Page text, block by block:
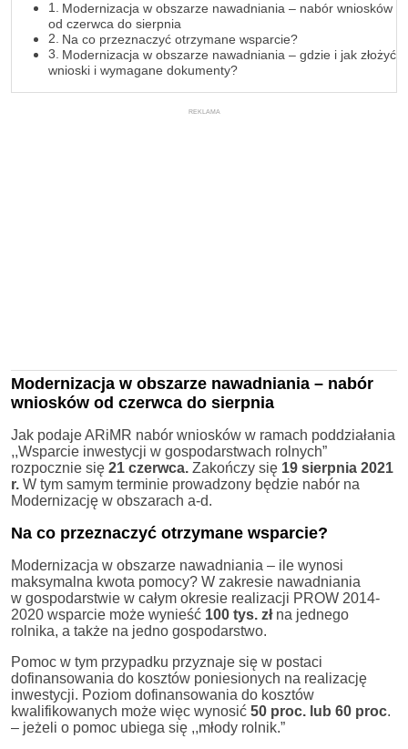
Modernizacja w obszarze nawadniania – nabór wniosków
od czerwca do sierpnia
Na co przeznaczyć otrzymane wsparcie?
Modernizacja w obszarze nawadniania – gdzie i jak złożyć
wnioski i wymagane dokumenty?
REKLAMA
Modernizacja w obszarze nawadniania – nabór
wniosków od czerwca do sierpnia
Jak podaje ARiMR nabór wniosków w ramach poddziałania
,,Wsparcie inwestycji w gospodarstwach rolnych”
rozpocznie się 21 czerwca. Zakończy się 19 sierpnia 2021
r. W tym samym terminie prowadzony będzie nabór na
Modernizację w obszarach a-d.
Na co przeznaczyć otrzymane wsparcie?
Modernizacja w obszarze nawadniania – ile wynosi
maksymalna kwota pomocy? W zakresie nawadniania
w gospodarstwie w całym okresie realizacji PROW 2014-
2020 wsparcie może wynieść 100 tys. złna jednego
rolnika, a także na jedno gospodarstwo.
Pomoc w tym przypadku przyznaje się w postaci
dofinansowania do kosztów poniesionych na realizację
inwestycji. Poziom dofinansowania do kosztów
kwalifikowanych może więc wynosić 50 proc. lub 60 proc.
– jeżeli o pomoc ubiega się ,,młody rolnik.”